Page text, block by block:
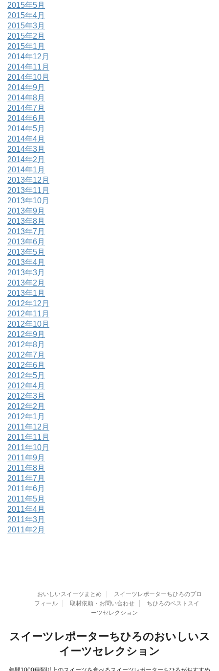
2015年5月
2015年4月
2015年3月
2015年2月
2015年1月
2014年12月
2014年11月
2014年10月
2014年9月
2014年8月
2014年7月
2014年6月
2014年5月
2014年4月
2014年3月
2014年2月
2014年1月
2013年12月
2013年11月
2013年10月
2013年9月
2013年8月
2013年7月
2013年6月
2013年5月
2013年4月
2013年3月
2013年2月
2013年1月
2012年12月
2012年11月
2012年10月
2012年9月
2012年8月
2012年7月
2012年6月
2012年5月
2012年4月
2012年3月
2012年2月
2012年1月
2011年12月
2011年11月
2011年10月
2011年9月
2011年8月
2011年7月
2011年6月
2011年5月
2011年4月
2011年3月
2011年2月
おいしいスイーツまとめ
スイーツレポーターちひろのプロ
フィール
取材依頼・お問い合わせ
ちひろのベストスイ
ーツセレクション
スイーツレポーターちひろのおいしいス
イーツセレクション